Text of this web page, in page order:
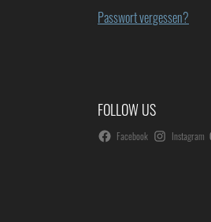
Passwort vergessen?
FOLLOW US
Facebook Instagram